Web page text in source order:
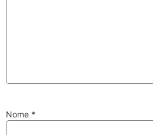
Nome *